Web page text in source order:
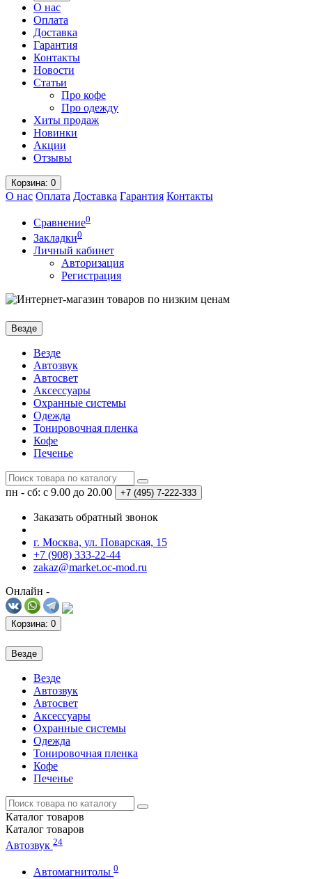
О нас
Оплата
Доставка
Гарантия
Контакты
Новости
Статьи
Про кофе
Про одежду
Хиты продаж
Новинки
Акции
Отзывы
Корзина: 0
О нас Оплата Доставка Гарантия Контакты
Сравнение0
Закладки0
Личный кабинет
Авторизация
Регистрация
Везде
Везде
Автозвук
Автосвет
Аксессуары
Охранные системы
Одежда
Тонировочная пленка
Кофе
Печенье
пн - сб: с 9.00 до 20.00 +7 (495) 7-222-333
Заказать обратный звонок
г. Москва, ул. Поварская, 15
+7 (908) 333-22-44
zakaz@market.oc-mod.ru
Онлайн -
Корзина: 0
Везде
Везде
Автозвук
Автосвет
Аксессуары
Охранные системы
Одежда
Тонировочная пленка
Кофе
Печенье
Каталог товаров
Каталог товаров
Автозвук 24
Автомагнитолы 0